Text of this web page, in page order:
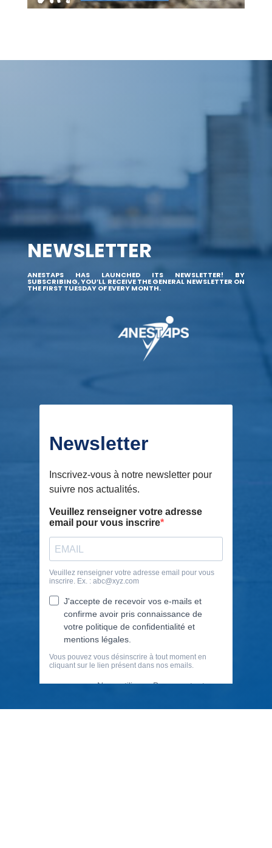
NEWSLETTER
ANESTAPS HAS LAUNCHED ITS NEWSLETTER! BY
SUBSCRIBING, YOU’LL RECEIVE THE GENERAL NEWSLETTER ON
THE FIRST TUESDAY OF EVERY MONTH.